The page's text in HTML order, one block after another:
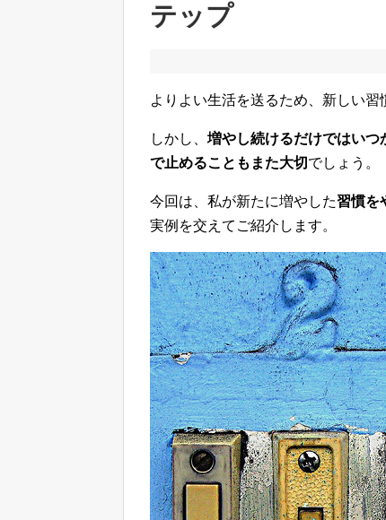
テップ
よりよい生活を送るため、新しい習
しかし、 増やし続けるだけではいつ
で止めることもまた大切でしょう。
今回は、私が新たに増やした習慣を
実例を交えてご紹介します。